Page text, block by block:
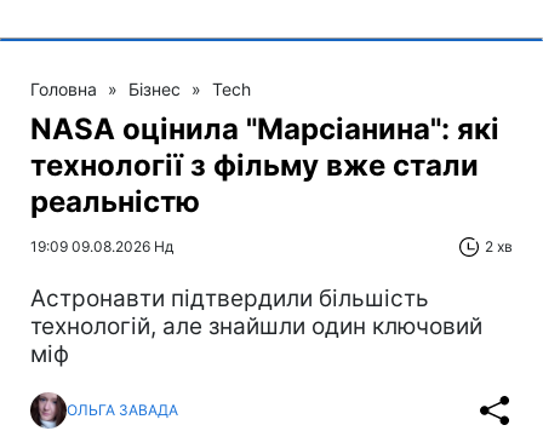
Головна » Бізнес » Tech
NASA оцінила "Марсіанина": які
технології з фільму вже стали
реальністю
19:09 09.08.2026 Нд 2 хв
Астронавти підтвердили більшість
технологій, але знайшли один ключовий
міф
ОЛЬГА ЗАВАДА